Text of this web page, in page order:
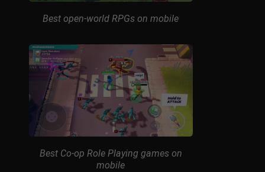
Best open-world RPGs on mobile
Best Co-op Role Playing games on
mobile